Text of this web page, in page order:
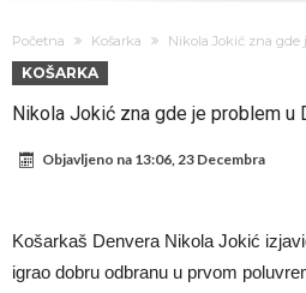
Atletika?!
Ovo se Novaku nikad nije
zatvora
Jake Paul kreće u rušenje UFC-a
Početna Košarka Nikola Jokić zna gde
KOŠARKA
Nikola Jokić zna gde je problem u
Objavljeno na 13:06, 23 Decembra
Košarkaš Denvera Nikola Jokić
igrao dobru odbranu u prvom